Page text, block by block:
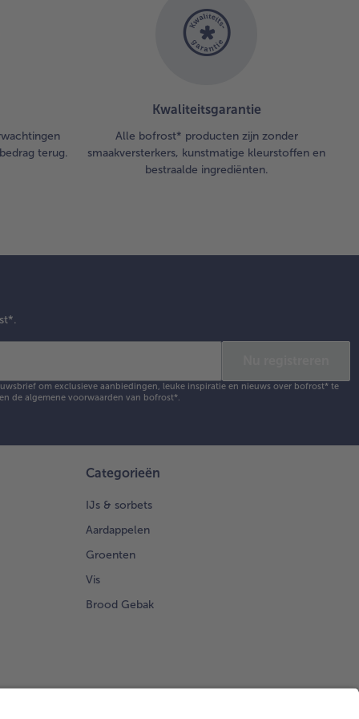
terug.
Kwaliteitsgarantie
Alle bofrost* producten zijn zonder
smaakversterkers, kunstmatige kleurstoffen en
bestraalde ingrediënten.
om exclusieve aanbiedingen, leuke inspiratie en nieuws over bofrost* te
en de algemene voorwaarden van bofrost*.
Categorieën
IJs & sorbets
Aardappelen
Groenten
Vis
Brood Gebak